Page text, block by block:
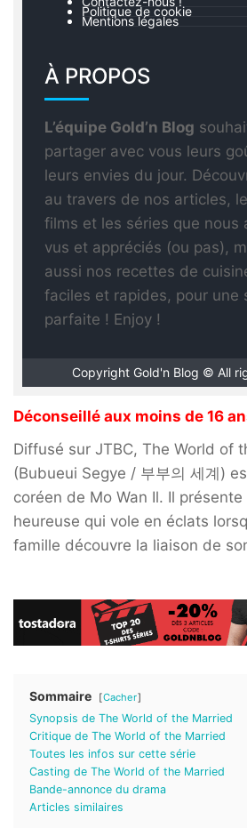
Politique de cookie
Mentions légales
À PROPOS
L’équipe Gold’n Blog
partager avec vous leurs
leurs envies du jour.
au travers de nos articles,
films et les séries que nous
vus et appréciés (ou pas),
aussi nos recettes de
faciles et rapides, pour une
parfaite ! Enjoy !
Copyright Gold'n Blog © All
Déconseillé aux moins de 16
Diffusé sur JTBC, The World of
(Bubueui Segye / 부부의 세계)
coréen de Mo Wan Il. Il
heureuse qui vole en éclats
famille découvre la liaison de
Sommaire Cacher
Synopsis de The World of the Married
Critique de The World of the Married
Toutes les infos sur cette série
Casting de The World of the Married
Bande-annonce du drama
Articles similaires